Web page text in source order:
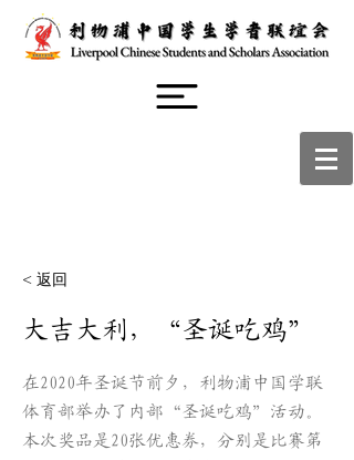
< 返回
大吉大利，“圣诞吃鸡”
在2020年圣诞节前夕，利物浦中国学联
体育部举办了内部“圣诞吃鸡”活动。
本次奖品是20张优惠券，分别是比赛第